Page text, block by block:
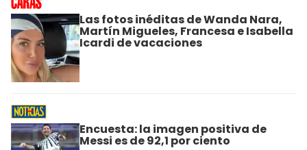
Las fotos inéditas de Wanda Nara,
Martín Migueles, Francesa e Isabella
Icardi de vacaciones
Encuesta: la imagen positiva de
Messi es de 92,1 por ciento